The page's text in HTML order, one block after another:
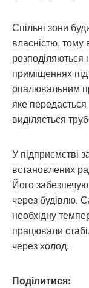
Спільні зони
власністю, тому
розподіляються
приміщеннях
опалювальним
яке
виділяється
У підприємстві
встановлених
Його
через будівлю.
необхідну
працювали
через холод.
Поділитися: